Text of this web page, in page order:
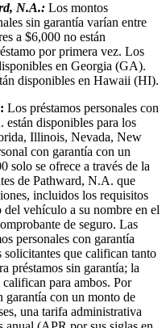
N.A.: Los montos
sin garantía varían entre
a $6,000 no están
por primera vez. Los
en Georgia (GA).
disponibles en Hawaii (HI).
Los préstamos personales con
disponibles para los
Illinois, Nevada, New
con garantía con un
solo se ofrece a través de la
de Pathward, N.A. que
incluidos los requisitos
vehículo a su nombre en el
de seguro. Las
personales con garantía
solicitantes que califican tanto
préstamos sin garantía; la
para ambos. Por
garantía con un monto de
una tarifa administrativa